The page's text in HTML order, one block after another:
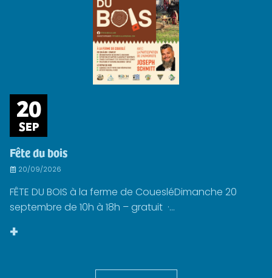
20
SEP
Fête du bois
20/09/2026
FÊTE DU BOIS à la ferme de CouesléDimanche 20
septembre de 10h à 18h – gratuit ·...
+